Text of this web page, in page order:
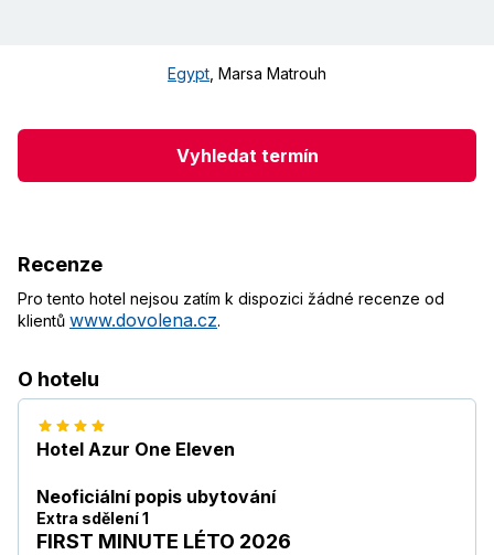
Egypt Marsa Matrouh
Vyhledat termín
Recenze
Pro tento hotel nejsou zatím k dispozici žádné recenze od
klientů www.dovolena.cz.
O hotelu
Hotel Azur One Eleven
Neoficiální popis ubytování
Extra sdělení 1
FIRST MINUTE LÉTO 2026